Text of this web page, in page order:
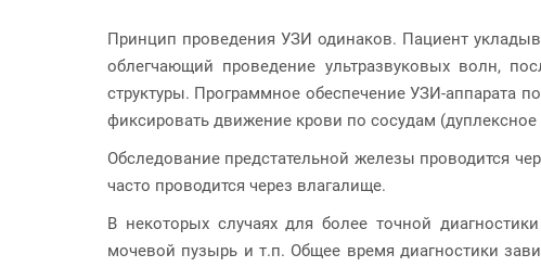
Принцип проведения УЗИ одинаков. Пациент
облегчающий проведение ультразвуковых волн,
структуры. Программное обеспечение УЗИ-аппарата
фиксировать движение крови по сосудам
Обследование предстательной железы проводится
часто проводится через влагалище.
В некоторых случаях для более точной
мочевой пузырь и т.п. Общее время диагностики